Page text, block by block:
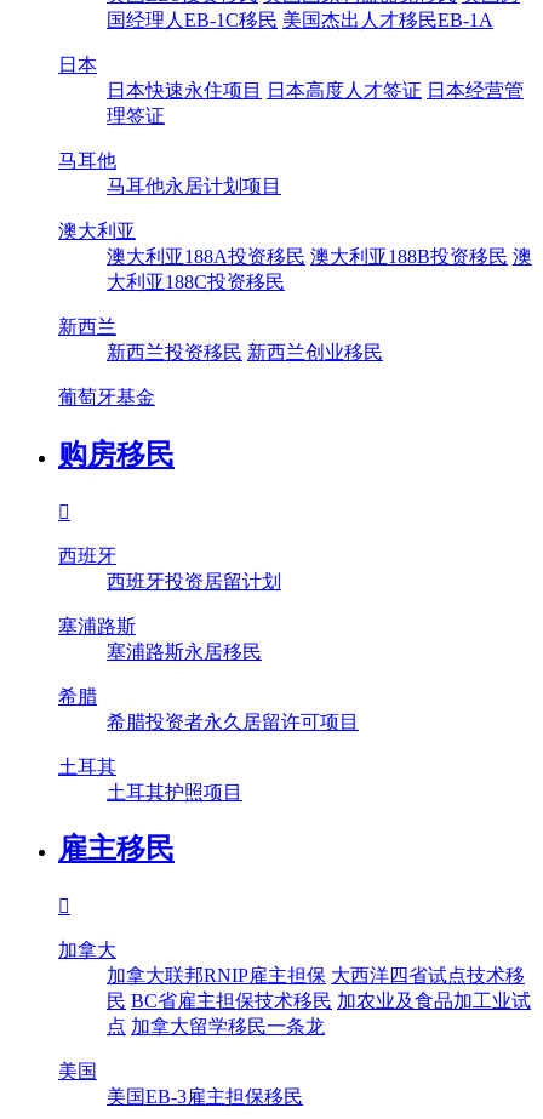
国经理人EB-1C移民 美国杰出人才移民EB-1A
日本
日本快速永住项目
日本高度人才签证 日本经营管
理签证
马耳他
马耳他永居计划项目
澳大利亚
澳大利亚188A投资移民 澳大利亚188B投资移民 澳
大利亚188C投资移民
新西兰
新西兰投资移民 新西兰创业移民
葡萄牙基金
购房移民

西班牙
西班牙投资居留计划
塞浦路斯
塞浦路斯永居移民
希腊
希腊投资者永久居留许可项目
土耳其
土耳其护照项目
雇主移民

加拿大
加拿大联邦RNIP雇主担保 大西洋四省试点技术移
民 BC省雇主担保技术移民 加农业及食品加工业试
点 加拿大留学移民一条龙
美国
美国EB-3雇主担保移民